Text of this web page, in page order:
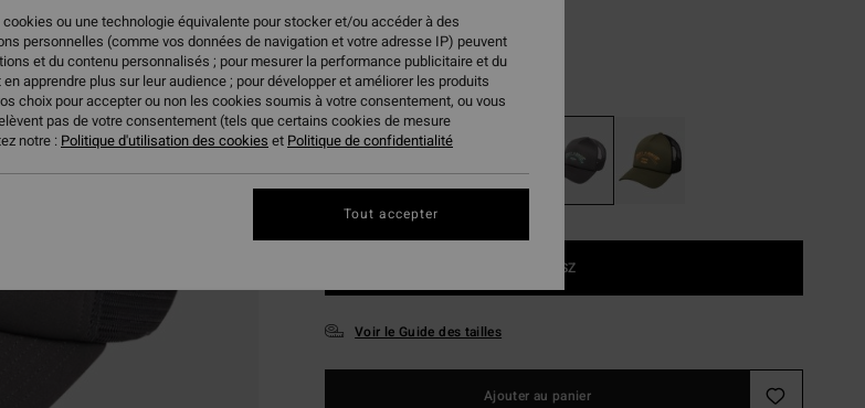
25,95 €
CouleurPewter
1SZ
Voir le Guide des tailles
Ajouter au panier
ou une technologie équivalente pour stocker et/ou accéder à des
personnelles (comme vos données de navigation et votre adresse IP) peuvent
et du contenu personnalisés ; pour mesurer la performance publicitaire et du
apprendre plus sur leur audience ; pour développer et améliorer les produits
choix pour accepter ou non les cookies soumis à votre consentement, ou vous
pas de votre consentement (tels que certains cookies de mesure
notre : Politique d'utilisation des cookies et Politique de confidentialité
Tout accepter